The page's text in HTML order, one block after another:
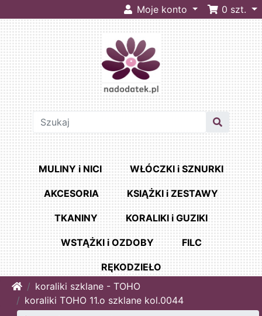
Moje konto 0 szt.
MULINY i NICI WŁÓCZKI i SZNURKI
AKCESORIA KSIĄŻKI i ZESTAWY
TKANINY KORALIKI i GUZIKI
WSTĄŻKI i OZDOBY FILC
RĘKODZIEŁO
Homekoraliki szklane - TOHO
koraliki TOHO 11.o szklane kol.0044